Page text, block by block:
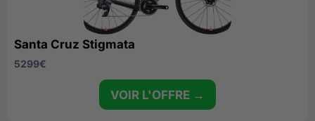
Santa Cruz Stigmata
5299€
VOIR L'OFFRE →